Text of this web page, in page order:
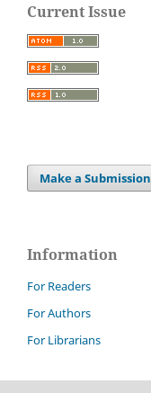
Current Issue
Make a Submission
Information
For Readers
For Authors
For Librarians